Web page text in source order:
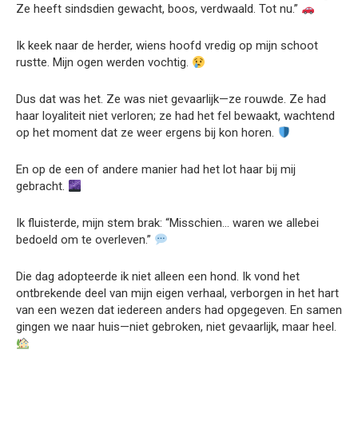
Ze heeft sindsdien gewacht, boos, verdwaald. Tot nu.”
Ik keek naar de herder, wiens hoofd vredig op mijn schoot
rustte. Mijn ogen werden vochtig.
Dus dat was het. Ze was niet gevaarlijk—ze rouwde. Ze had
haar loyaliteit niet verloren; ze had het fel bewaakt, wachtend
op het moment dat ze weer ergens bij kon horen.
En op de een of andere manier had het lot haar bij mij
gebracht.
Ik fluisterde, mijn stem brak: “Misschien… waren we allebei
bedoeld om te overleven.”
Die dag adopteerde ik niet alleen een hond. Ik vond het
ontbrekende deel van mijn eigen verhaal, verborgen in het hart
van een wezen dat iedereen anders had opgegeven. En samen
gingen we naar huis—niet gebroken, niet gevaarlijk, maar heel.